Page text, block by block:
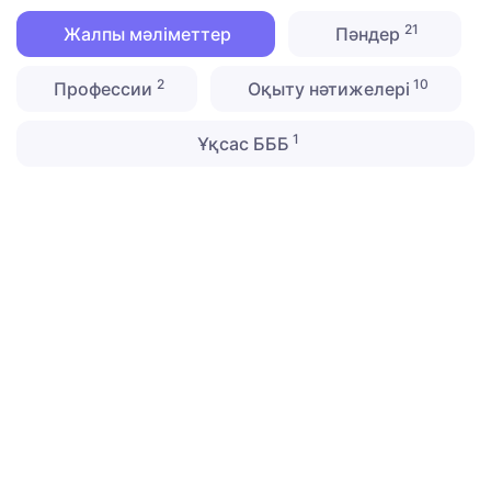
Жалпы мәліметтер Пәндер 21
Профессии 2 Оқыту нәтижелері 10
Ұқсас БББ 1